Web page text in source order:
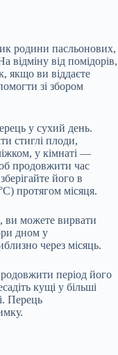
родини пасльонових,
відміну від помідорів,
якщо ви віддаєте
зі збором
у сухий день.
стиглі плоди,
у кімнаті —
продовжити час
його в
протягом місяця.
ви можете вирвати
дном у
через місяць.
період його
кущі у більші
Перець